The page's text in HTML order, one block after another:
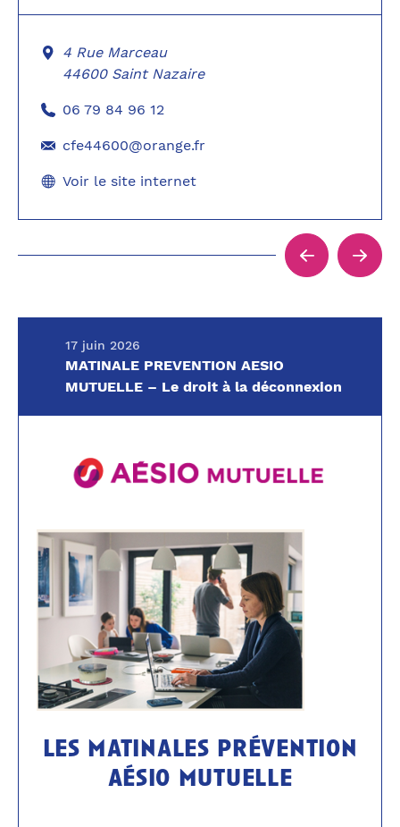
4 Rue Marceau
44600 Saint Nazaire
06 79 84 96 12
cfe44600@orange.fr
Voir le site internet
17 juin 2026
MATINALE PREVENTION AESIO
MUTUELLE – Le droit à la déconnexion
les matinales prévention
aésio mutuelle